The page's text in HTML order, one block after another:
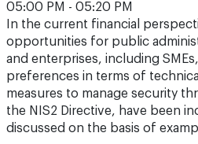
05:00 PM - 05:20 PM
In the current financial
opportunities for public
and enterprises, including
preferences in terms of
measures to manage security
the NIS2 Directive, have been
discussed on the basis of